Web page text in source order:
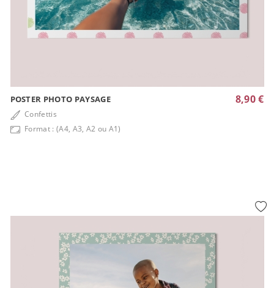
POSTER PHOTO PAYSAGE
Confettis
Format : (A4, A3, A2 ou A1)
8,90 €